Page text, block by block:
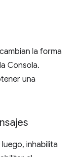
la forma
Consola.
una
luego, inhabilita